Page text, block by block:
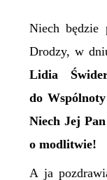
Niech będzie
Drodzy, w
Lidia
do
Niech Jej
o modlitwie!
A ja